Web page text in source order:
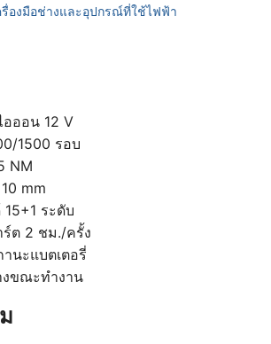
รื่องมือช่างและอุปกรณ์ที่ใช้ไฟฟ้า
อออน 12 V
1500 รอบ
NM
mm
ระดับ
ร์ต 2 ชม./ครั้ง
นะแบตเตอรี่
งขณะทำงาน